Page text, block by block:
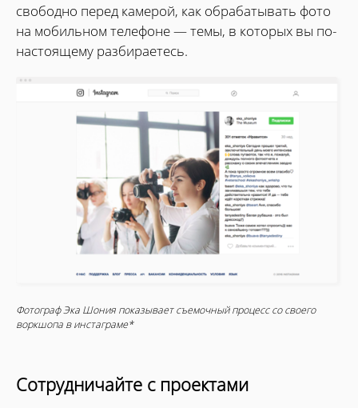
свободно перед камерой, как обрабатывать фото
на мобильном телефоне — темы, в которых вы по-
настоящему разбираетесь.
Фотограф Эка Шония показывает съемочный процесс со своего
воркшопа в инстаграме*
Сотрудничайте с проектами